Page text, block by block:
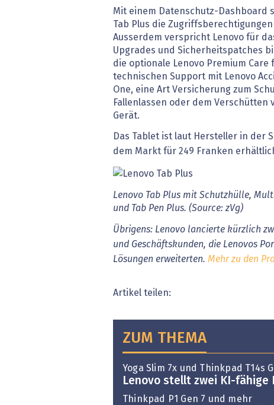
Mit einem Datenschutz-Dashboard
Tab Plus die
Ausserdem verspricht Lenovo für
Upgrades und Sicherheitspatches
die optionale Lenovo Premium Care
technischen Support mit Lenovo
One, eine Art Versicherung zum
Fallenlassen oder dem Verschütten
Gerät.
Das Tablet ist laut Hersteller in der
dem Markt für 249 Franken
Lenovo Tab Plus mit Schutzhülle,
und Tab Pen Plus. (Source: zVg)
Übrigens: Lenovo lancierte kürzlich
und Geschäftskunden, die Lenovos
Lösungen erweiterten. Mehr zu den
Artikel teilen:
ZUM THEMA
Yoga Slim 7x und Thinkpad T14s
Lenovo stellt zwei KI-fähige
Thinkpad P1 Gen 7 und mehr